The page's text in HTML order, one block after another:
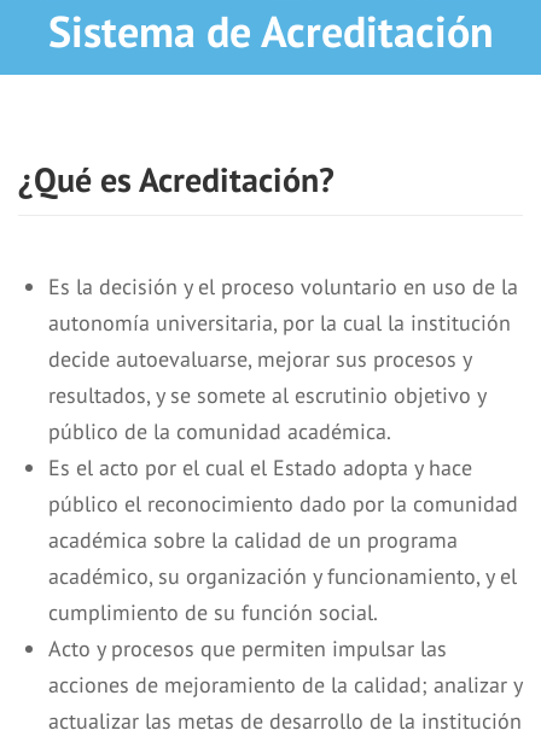
Sistema de Acreditación
¿Qué es Acreditación?
Es la decisión y el proceso voluntario en uso de la
autonomía universitaria, por la cual la institución
decide autoevaluarse, mejorar sus procesos y
resultados, y se somete al escrutinio objetivo y
público de la comunidad académica.
Es el acto por el cual el Estado adopta y hace
público el reconocimiento dado por la comunidad
académica sobre la calidad de un programa
académico, su organización y funcionamiento, y el
cumplimiento de su función social.
Acto y procesos que permiten impulsar las
acciones de mejoramiento de la calidad; analizar y
actualizar las metas de desarrollo de la institución